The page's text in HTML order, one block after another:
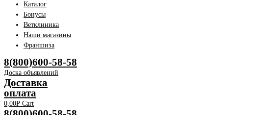
Каталог
Бонусы
Ветклиника
Наши магазины
Франшиза
8(800)600-58-58
Доска объявлений
Доставка
оплата
0,00Р Cart